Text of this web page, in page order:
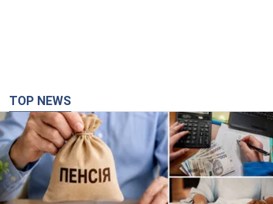
TOP NEWS